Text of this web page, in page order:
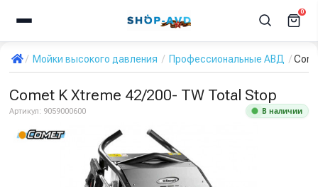
0
Мойки высокого давления Профессиональные АВД
Comet K Xtreme 42/200- TW Total Stop
Артикул: 9059000600 В наличии